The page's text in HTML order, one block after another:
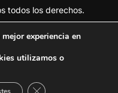
todos los derechos.
experiencia en
utilizamos o
Cerrar el banner de